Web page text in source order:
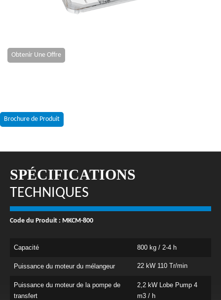
Obtenir Une Offre
Brochure de Produit
SPÉCIFICATIONS
TECHNIQUES
Code du Produit : MKCM-800
Capacité 800 kg / 2-4 h
Puissance du moteur du mélangeur 22 kW 110 Tr/min
Puissance du moteur de la pompe de
transfert
2,2 kW Lobe Pump 4
m3 / h